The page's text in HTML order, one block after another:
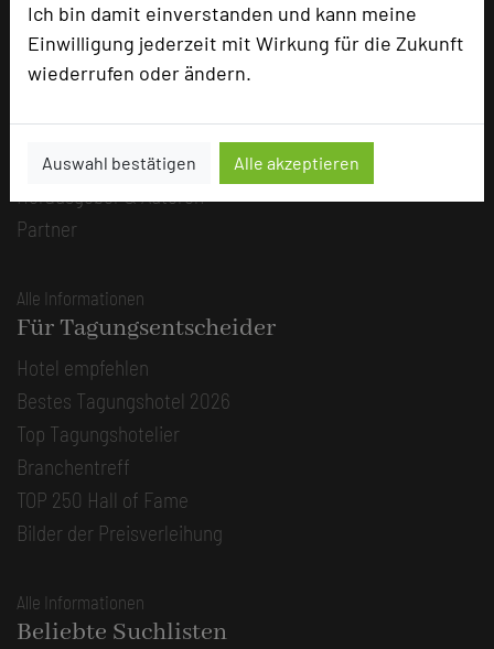
Ich bin damit einverstanden und kann meine
Einwilligung jederzeit mit Wirkung für die Zukunft
wiederrufen oder ändern.
Auswahl bestätigen Alle akzeptieren
Die Idee
Über uns
Kategorie
Team
Herausgeber & Autoren
Partner
Alle Informationen
Für Tagungsentscheider
Hotel empfehlen
Bestes Tagungshotel 2026
Top Tagungshotelier
Branchentreff
TOP 250 Hall of Fame
Bilder der Preisverleihung
Alle Informationen
Beliebte Suchlisten